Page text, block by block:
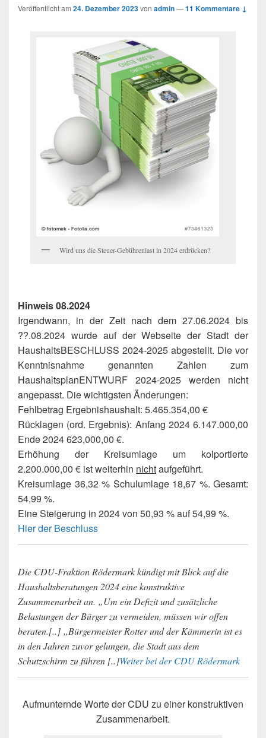
Veröffentlicht am 24. Dezember 2023von admin—11 Kommentare ↓
Wird uns die Steuer-Gebührenlast in 2024 erdrücken?
Hinweis 08.2024
Irgendwann, in der Zeit nach dem 27.06.2024 bis
??.08.2024 wurde auf der Webseite der Stadt der
HaushaltsBESCHLUSS 2024-2025 abgestellt. Die vor
Kenntnisnahme genannten Zahlen zum
HaushaltsplanENTWURF 2024-2025 werden nicht
angepasst. Die wichtigsten Änderungen:
Fehlbetrag Ergebnishaushalt: 5.465.354,00 €
Rücklagen (ord. Ergebnis): Anfang 2024 6.147.000,00
Ende 2024 623,000,00 €.
Erhöhung der Kreisumlage um kolportierte
2.200.000,00 € ist weiterhin nichtaufgeführt.
Kreisumlage 36,32 % Schulumlage 18,67 %. Gesamt:
54,99 %.
Eine Steigerung in 2024 von 50,93 % auf 54,99 %.
Hier der Beschluss
Die CDU-Fraktion Rödermark kündigt mit Blick auf die
Haushaltsberatungen 2024 eine konstruktive
Zusammenarbeit an. „Um ein Defizit und zusätzliche
Belastungen der Bürger zu vermeiden, müssen wir offen
beraten.[..] „Bürgermeister Rotter und der Kämmerin ist es
in den Jahren zuvor gelungen, die Stadt aus dem
Schutzschirm zu führen [..]Weiter bei der CDU Rödermark
Aufmunternde Worte der CDU zu einer konstruktiven
Zusammenarbeit.